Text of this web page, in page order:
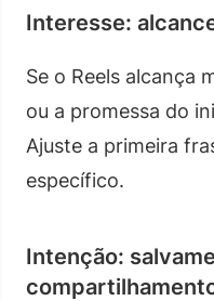
Interesse:
Se o Reels alcança
ou a promessa do
Ajuste a primeira
específico.
Intenção: